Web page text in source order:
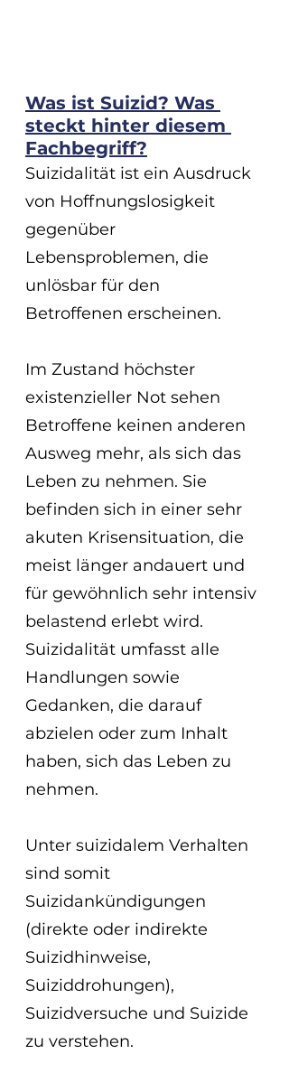
Was ist Suizid? Was
steckt hinter diesem
Fachbegriff?
Suizidalität ist ein Ausdruck
von Hoffnungslosigkeit
gegenüber
Lebensproblemen, die
unlösbar für den
Betroffenen erscheinen.
Im Zustand höchster
existenzieller Not sehen
Betroffene keinen anderen
Ausweg mehr, als sich das
Leben zu nehmen. Sie
befinden sich in einer sehr
akuten Krisensituation, die
meist länger andauert und
für gewöhnlich sehr intensiv
belastend erlebt wird.
Suizidalität umfasst alle
Handlungen sowie
Gedanken, die darauf
abzielen oder zum Inhalt
haben, sich das Leben zu
nehmen.
Unter suizidalem Verhalten
sind somit
Suizidankündigungen
(direkte oder indirekte
Suizidhinweise,
Suiziddrohungen),
Suizidversuche und Suizide
zu verstehen.